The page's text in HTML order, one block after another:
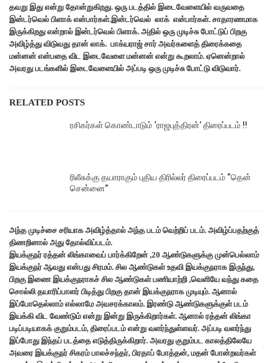
தவறு இது என்று தோன்றுகிறது. ஒரு படத்தில் இடைவேளையில் வருவதை
இன்டர்வெல் பிளாக் என்பார்கள்.இன்டர்வெல் லாக் என்பார்கள். சாதாரணமாக
இருக்கிறது என்றால் இன்டர்வெல் பிளாக். அதில் ஒரு முடிச்சு போட்டுப் பிறகு
அவிழ்த்து விடுவது தான் லாக். பாக்யராஜ் சார் அவர்களைத் திரைக்கதை
மன்னன் என்பதை விட இடைவேளை மன்னன் என்று கூறலாம். ஏனென்றால்
அவரது படங்களில் இடைவேளையில் அப்படி ஒரு முடிச்சு போட்டு விடுவார்.
RELATED POSTS
ரசிகர்கள் கொண்டாடும் ‘ராஜபுத்திரன்’ திரைப்படம் !!
ரிலீசுக்கு தயாராகும் புதிய திரில்லர் திரைப்படம் “தென்
சென்னை”
அந்த முடிச்சை சரியாக அவிழ்த்தால் அந்த படம் வெற்றிப் படம். அவிழ்ப்பதற்குத்
திணறினால் அது தோல்விப்படம்.
இயக்குநர் ரத்தன் லிங்காவைப் பார்க்கிறேன் ,20 ஆண்டுகளுக்கு முன்பெல்லாம்
இயக்குநர் ஆவது என்பது சிரமம். சில ஆண்டுகள் உதவி இயக்குநராக இருந்து,
பிறகு இணை இயக்குநராகச் சில ஆண்டுகள் பணியாற்றி ,வெளியே வந்து கதை
சொல்லி தயாரிப்பாளர் பிடித்து பிறகு தான் இயக்குநராக முடியும். ஆனால்
இப்போதெல்லாம் எல்லாமே அவசரக்காலம். இரண்டு ஆண்டுகளுக்குள் படம்
இயக்கி விட வேண்டும் என்று இன்று இருக்கிறார்கள். ஆனால் ரத்தன் லிங்கா
படிப்படியாகக் குறும்படம், திரைப்படம் என்று வளர்ந்துள்ளவர். அப்படி வளர்ந்து
இப்போது இந்தப் படத்தை எடுத்திருக்கிறார். அவரது குறும்பட காலத்திலேயே
அவரை இயக்குநர் சிகரம் பாலச்சந்தர், பிரதாப் போத்தன், மதன் போன்றவர்கள்